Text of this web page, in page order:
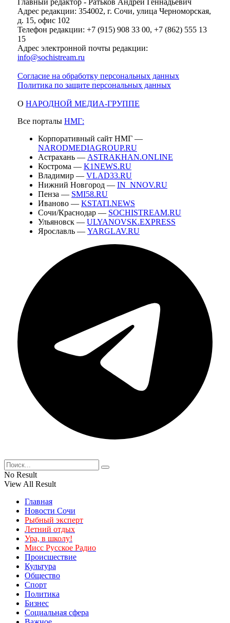
Адрес редакции: 354002, г. Сочи, улица Черноморская,
д. 15, офис 102
Телефон редакции: +7 (915) 908 33 00, +7 (862) 555 13
15
Адрес электронной почты редакции:
info@sochistream.ru
Согласие на обработку персональных данных
Политика по защите персональных данных
О НАРОДНОЙ МЕДИА-ГРУППЕ
Все порталы НМГ:
Корпоративный сайт НМГ —
NARODMEDIAGROUP.RU
Астрахань — ASTRAKHAN.ONLINE
Кострома — K1NEWS.RU
Владимир — VLAD33.RU
Нижний Новгород — IN_NNOV.RU
Пенза — SMI58.RU
Иваново — KSTATI.NEWS
Сочи/Краснодар — SOCHISTREAM.RU
Ульяновск — ULYANOVSK.EXPRESS
Ярославль — YARGLAV.RU
No Result
View All Result
Главная
Новости Сочи
Рыбный эксперт
Летний отдых
Ура, в школу!
Мисс Русское Радио
Происшествие
Культура
Общество
Спорт
Политика
Бизнес
Социальная сфера